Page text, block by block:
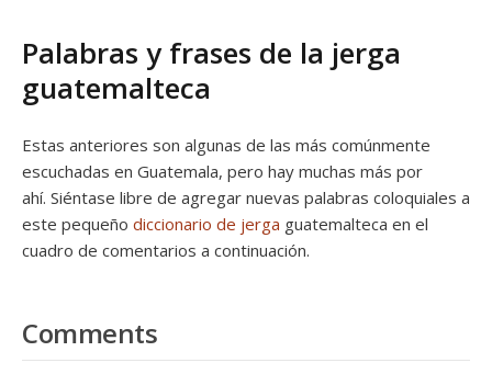
Palabras y frases de la jerga
guatemalteca
Estas anteriores son algunas de las más comúnmente
escuchadas en Guatemala, pero hay muchas más por
ahí. Siéntase libre de agregar nuevas palabras coloquiales a
este pequeño diccionario de jerga guatemalteca en el
cuadro de comentarios a continuación.
Comments